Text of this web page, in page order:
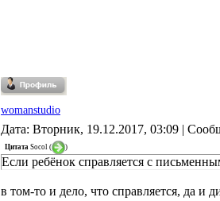
womanstudio
Дата: Вторник, 19.12.2017, 03:09 |
Цитата Socol ( )
Если ребёнок справляется с
в том-то и дело, что справляется, да и